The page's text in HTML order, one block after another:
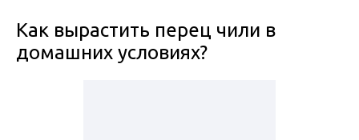
Как вырастить перец чили в
домашних условиях?